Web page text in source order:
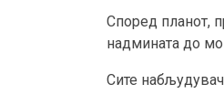
Според планот,
надмината до
Сите